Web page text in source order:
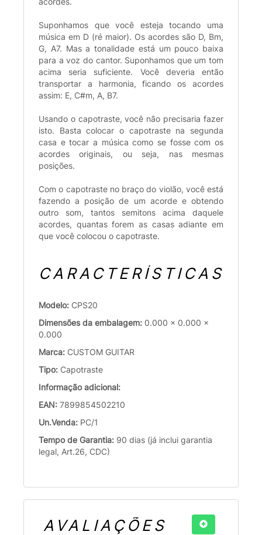
Suponhamos que você esteja tocando uma
música em D (ré maior). Os acordes são D, Bm,
G, A7. Mas a tonalidade está um pouco baixa
para a voz do cantor. Suponhamos que um tom
acima seria suficiente. Você deveria então
transportar a harmonia, ficando os acordes
assim: E, C#m, A, B7.
Usando o capotraste, você não precisaria fazer
isto. Basta colocar o capotraste na segunda
casa e tocar a música como se fosse com os
acordes originais, ou seja, nas mesmas
posições.
Com o capotraste no braço do violão, você está
fazendo a posição de um acorde e obtendo
outro som, tantos semitons acima daquele
acordes, quantas forem as casas adiante em
que você colocou o capotraste.
CARACTERÍSTICAS
Modelo: CPS20
Dimensões da embalagem: 0.000 x 0.000 x
0.000
Marca: CUSTOM GUITAR
Tipo: Capotraste
Informação adicional:
EAN: 7899854502210
Un.Venda: PC/1
Tempo de Garantia: 90 dias (já inclui garantia
legal, Art.26, CDC)
AVALIAÇÕES